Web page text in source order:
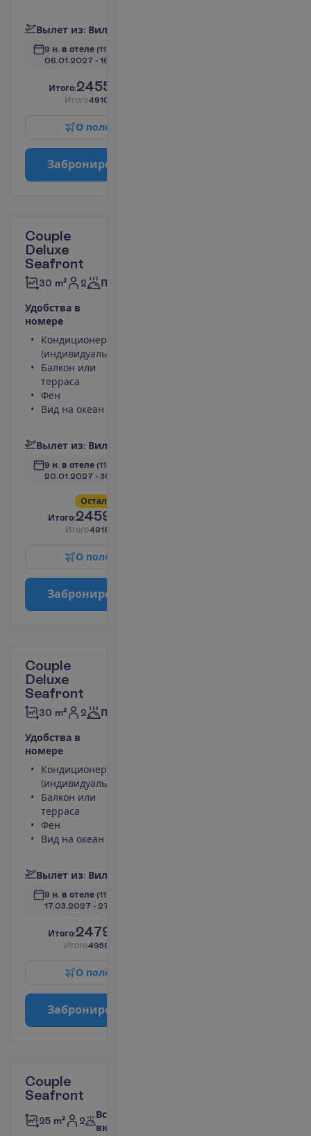
Вылет из: Вил
9 н. в отеле (11 н. всего)
06.01.2027 - 16.01.2027
Итого:2455.00
Итого4910.00
О поле
Заброниро
Couple
Deluxe
Seafront
30 m² 2 Полупансион
Удобства в
номере
Кондиционер
(индивидуальный)
Балкон или
терраса
Фен
Вид на океан
Вылет из: Вил
9 н. в отеле (11 н. всего)
20.01.2027 - 30.01.2027
Остал
Итого:2459.00
Итого4918.00
О поле
Заброниро
Couple
Deluxe
Seafront
30 m² 2 Полупансион
Удобства в
номере
Кондиционер
(индивидуальный)
Балкон или
терраса
Фен
Вид на океан
Вылет из: Вил
9 н. в отеле (11 н. всего)
17.03.2027 - 27.03.2027
Итого:2479.00
Итого4958.00
О поле
Заброниро
Couple
Seafront
25 m² 2
Все
включено